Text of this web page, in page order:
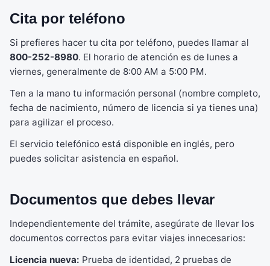
Cita por teléfono
Si prefieres hacer tu cita por teléfono, puedes llamar al
800-252-8980. El horario de atención es de lunes a
viernes, generalmente de 8:00 AM a 5:00 PM.
Ten a la mano tu información personal (nombre completo,
fecha de nacimiento, número de licencia si ya tienes una)
para agilizar el proceso.
El servicio telefónico está disponible en inglés, pero
puedes solicitar asistencia en español.
Documentos que debes llevar
Independientemente del trámite, asegúrate de llevar los
documentos correctos para evitar viajes innecesarios:
Licencia nueva: Prueba de identidad, 2 pruebas de